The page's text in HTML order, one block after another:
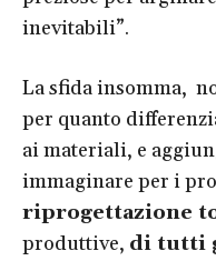
inevitabili”.
La sfida insomma,
per quanto
ai materiali, e
immaginare per i
riprogettazione
produttive, di tutti